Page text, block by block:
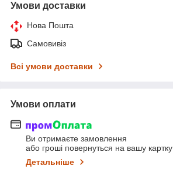
Умови доставки
Нова Пошта
Самовивіз
Всі умови доставки
Умови оплати
Ви отримаєте замовлення
або гроші повернуться на вашу картку
Детальніше